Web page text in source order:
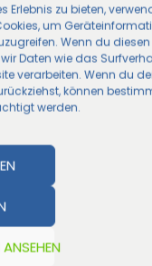
Erlebnis zu bieten,
um
Wenn du
Daten wie das
verarbeiten. Wenn du
können
werden.
ANSEHEN